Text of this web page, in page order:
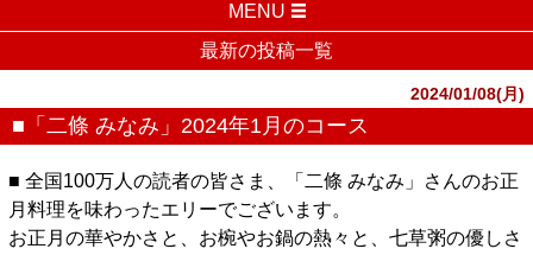
MENU
最新の投稿一覧
2024/01/08(月)
■「二條 みなみ」2024年1月のコース
■ 全国100万人の読者の皆さま、「二條 みなみ」さんのお正
月料理を味わったエリーでございます。
お正月の華やかさと、お椀やお鍋の熱々と、七草粥の優しさ